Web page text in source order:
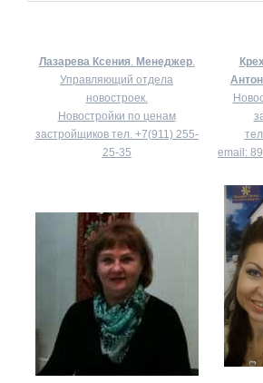
Лазарева Ксения Менеджер.
Управляющий отдела
новостроек.
Новостройки по ценам
застройщиков тел. +7(911) 255-
25-35
тел.
email: